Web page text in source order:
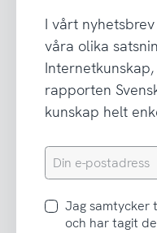
I vårt
våra olika
rapporten
kunskap helt
Din
e-
Jag
samtycker
Jag samtycker
och har tagit